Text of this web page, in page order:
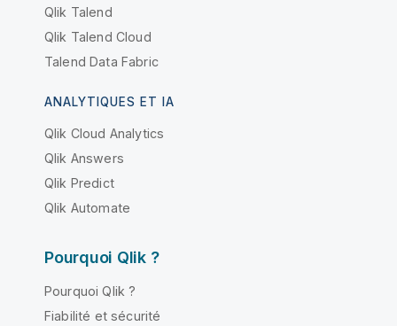
Qlik Talend
Qlik Talend Cloud
Talend Data Fabric
ANALYTIQUES ET IA
Qlik Cloud Analytics
Qlik Answers
Qlik Predict
Qlik Automate
Pourquoi Qlik ?
Pourquoi Qlik ?
Fiabilité et sécurité